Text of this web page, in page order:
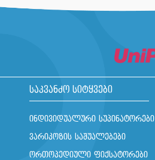
საკვანძო სიტყვები
ინდივიდუალური სუპინატორები
ვარიკოზის საშუალებები
ორთოპედიული ფიქსატორები